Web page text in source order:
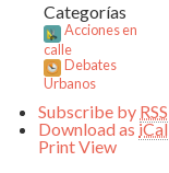
Categorías
Acciones en
calle
Debates
Urbanos
Subscribe by RSS
Download as iCal
PrintView